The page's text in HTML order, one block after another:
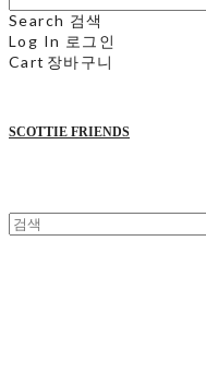
Search 검색
Log In 로그인
Cart 장바구니
SCOTTIE FRIENDS